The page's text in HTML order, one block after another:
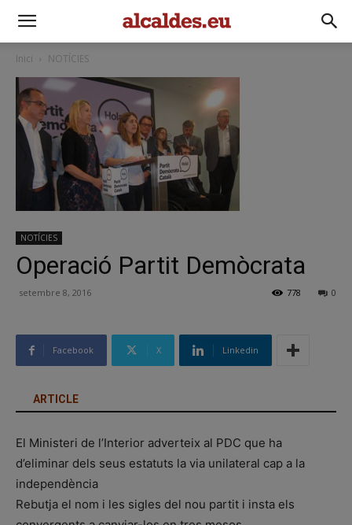
Inici NOTÍCIES
NOTÍCIES
Operació Partit Demòcrata
setembre 8, 2016 0
778
Facebook X Linkedin
ARTICLE
El Ministeri de l’Interior adverteix al PDC que ha
d’eliminar dels seus estatuts la via unilateral cap a la
independència
Rebutja el nom i les sigles del nou partit i insta els